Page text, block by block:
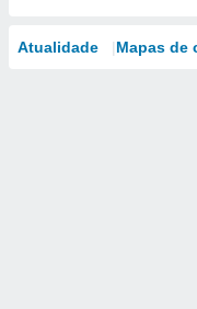
Atualidade Mapas de